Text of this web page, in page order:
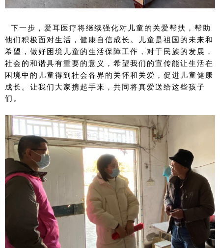
下一步，爱耳医疗将继续强化对儿童的关爱帮扶，帮助
他们积极面对生活，健康自信成长 。
儿童是祖国的未来和
希望，做好困境儿童的生活保障工作，对于民族的发展，
社会的和谐具有重要的意义，希望我们的宣传能让生活在
困境中的儿童得到社会各界的关怀和关爱，促进儿童健康
成长 。让我们大家携起手来，共同将真爱送给这些孩子
们。